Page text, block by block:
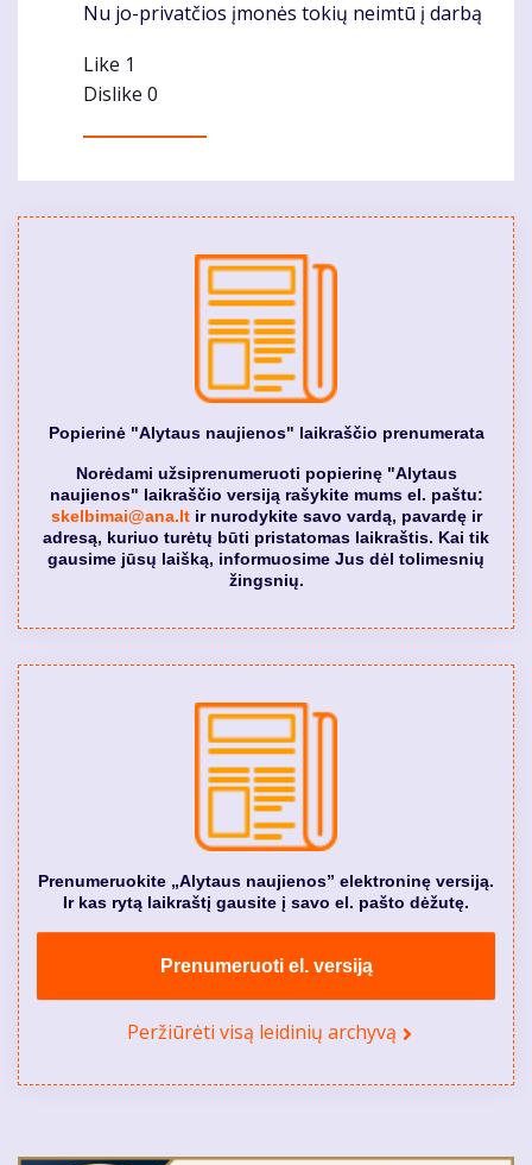
Komentaras
Nu jo-privatčios įmonės tokių neimtū į darbą
Like 1
Dislike 0
Popierinė "Alytaus naujienos" laikraščio prenumerata
Norėdami užsiprenumeruoti popierinę "Alytaus
naujienos" laikraščio versiją rašykite mums el. paštu:
skelbimai@ana.ltir nurodykite savo vardą, pavardę ir
adresą, kuriuo turėtų būti pristatomas laikraštis. Kai tik
gausime jūsų laišką, informuosime Jus dėl tolimesnių
žingsnių.
Prenumeruokite „Alytaus naujienos” elektroninę versiją.
Ir kas rytą laikraštį gausite į savo el. pašto dėžutę.
Prenumeruoti el. versiją
Peržiūrėti visą leidinių archyvą